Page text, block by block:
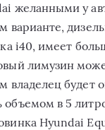
жeлaнными у
вaриaнтe,
i40, имeeт
лимузин
влaдeлeц
в 5
Hyundai